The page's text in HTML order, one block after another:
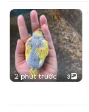
2 phút trước 3